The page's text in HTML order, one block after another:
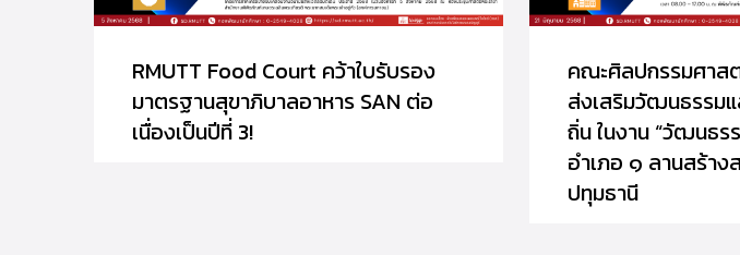
RMUTT Food Court คว้าใบรับรอง
มาตรฐานสุขาภิบาลอาหาร SAN ต่อ
เนื่องเป็นปีที่ 3!
คณะศิลปกรรมศาส
ส่งเสริมวัฒนธรรม
ถิ่น ในงาน “วัฒนธร
อำเภอ ๑ ลานสร้าง
ปทุมธานี